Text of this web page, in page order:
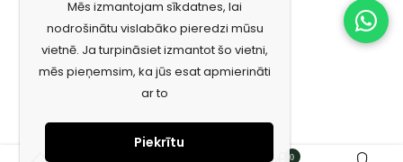
0
Mēs izmantojam sīkdatnes, lai
nodrošinātu vislabāko pieredzi mūsu
vietnē. Ja turpināsiet izmantot šo vietni,
mēs pieņemsim, ka jūs esat apmierināti
ar to
Piekrītu